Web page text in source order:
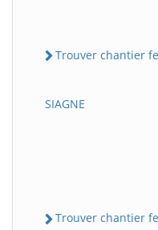
Trouver chantier
SIAGNE
Trouver chantier